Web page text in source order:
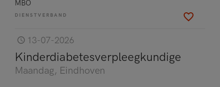
MBO
DIENSTVERBAND
13-07-2026
Kinderdiabetesverpleegkundige
Maandag, Eindhoven